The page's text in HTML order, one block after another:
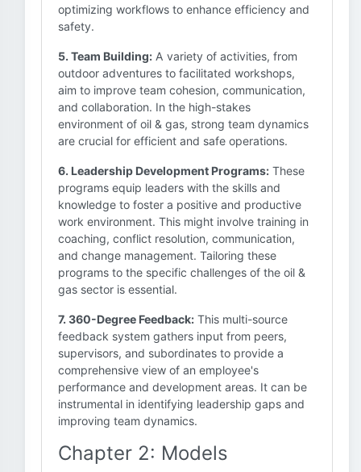
optimizing workflows to enhance efficiency and
safety.
5. Team Building: A variety of activities, from
outdoor adventures to facilitated workshops,
aim to improve team cohesion, communication,
and collaboration. In the high-stakes
environment of oil & gas, strong team dynamics
are crucial for efficient and safe operations.
6. Leadership Development Programs: These
programs equip leaders with the skills and
knowledge to foster a positive and productive
work environment. This might involve training in
coaching, conflict resolution, communication,
and change management. Tailoring these
programs to the specific challenges of the oil &
gas sector is essential.
7. 360-Degree Feedback: This multi-source
feedback system gathers input from peers,
supervisors, and subordinates to provide a
comprehensive view of an employee's
performance and development areas. It can be
instrumental in identifying leadership gaps and
improving team dynamics.
Chapter 2: Models